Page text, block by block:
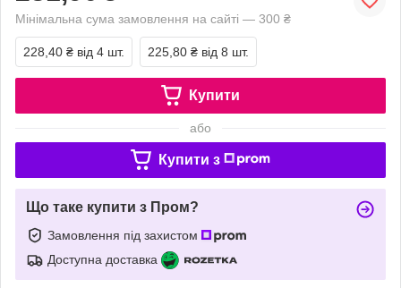
Мінімальна сума замовлення на сайті — 300 ₴
228,40 ₴ від 4 шт. 225,80 ₴ від 8 шт.
Купити
або
Купити з
Що таке купити з Пром?
Замовлення під захистом
Доступна доставка